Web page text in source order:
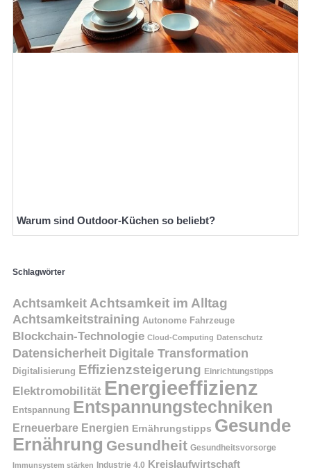
Warum sind Outdoor-Küchen so beliebt?
Schlagwörter
Achtsamkeit Achtsamkeit im Alltag
Achtsamkeitstraining Autonome Fahrzeuge
Blockchain-Technologie Cloud-Computing Datenschutz
Datensicherheit Digitale Transformation
Digitalisierung Effizienzsteigerung Einrichtungstipps
Elektromobilität Energieeffizienz
Entspannung Entspannungstechniken
Erneuerbare Energien Ernährungstipps Gesunde
Ernährung Gesundheit Gesundheitsvorsorge
Immunsystem stärken Industrie 4.0 Kreislaufwirtschaft